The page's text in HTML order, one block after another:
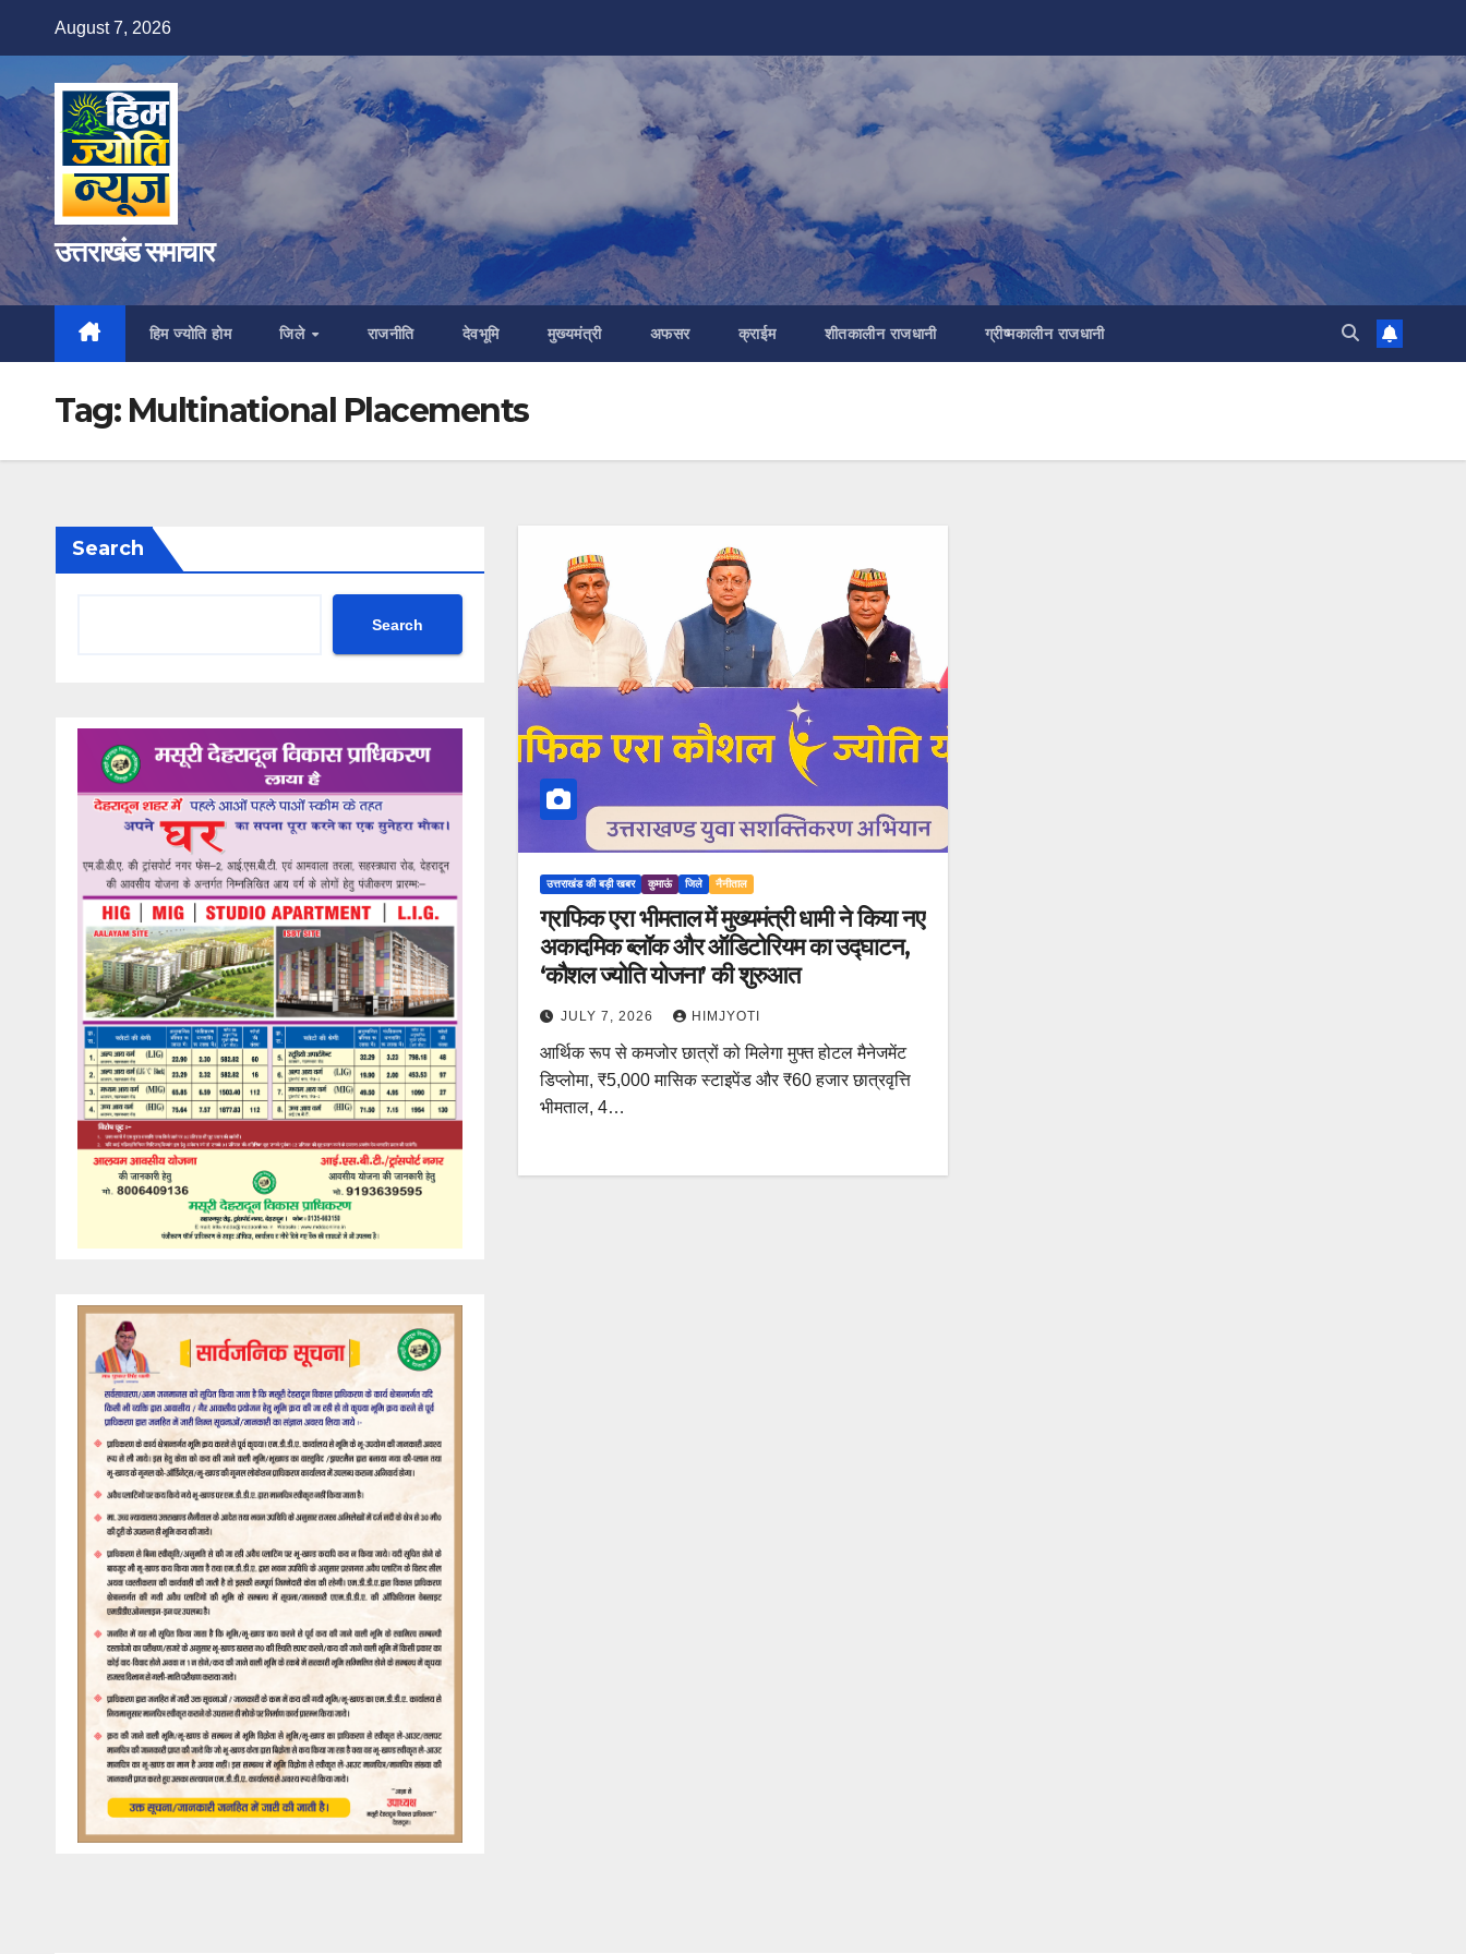
content
August 7, 2026
उत्तराखंड समाचार
हिम ज्योति होम जिले राजनीति देवभूमि मुख्यमंत्री अफसर क्राईम शीतकालीन राजधानी ग्रीष्मकालीन राजधानी
Tag: Multinational Placements
Search
Search
उत्तराखंड की बड़ी खबर कुमाऊं जिले नैनीताल
ग्राफिक एरा भीमताल में मुख्यमंत्री धामी ने किया नए
अकादमिक ब्लॉक और ऑडिटोरियम का उद्घाटन,
‘कौशल ज्योति योजना’ की शुरुआत
JULY 7, 2026 HIMJYOTI
आर्थिक रूप से कमजोर छात्रों को मिलेगा मुफ्त होटल मैनेजमेंट
डिप्लोमा, ₹5,000 मासिक स्टाइपेंड और ₹60 हजार छात्रवृत्ति
भीमताल, 4…